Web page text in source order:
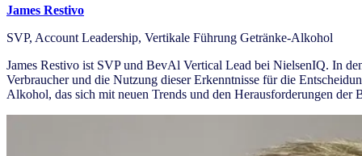
James Restivo
SVP, Account Leadership, Vertikale Führung Getränke-Alkohol
James Restivo ist SVP und BevAl Vertical Lead bei NielsenIQ. In
Verbraucher und die Nutzung dieser Erkenntnisse für die
Alkohol, das sich mit neuen Trends und den Herausforderungen der